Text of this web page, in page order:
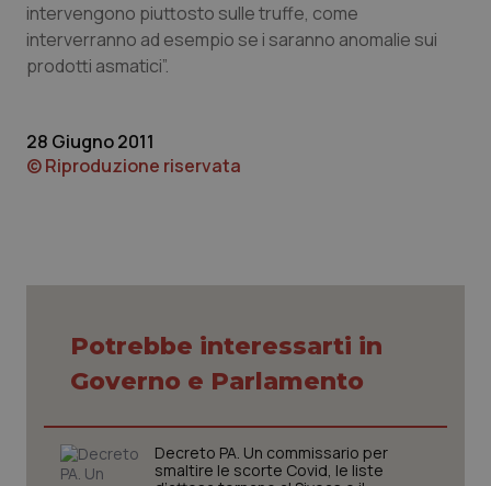
Piemonte
Provincia Autonoma di Trento
Toscana
Umbria
HIV
Ipertensione & Scompenso
Obesità
Oftalmologia
intervengono piuttosto sulle truffe, come
interverranno ad esempio se i saranno anomalie sui
prodotti asmatici”.
28 Giugno 2011
© Riproduzione riservata
Potrebbe interessarti in
Governo e Parlamento
Decreto PA. Un commissario per
smaltire le scorte Covid, le liste